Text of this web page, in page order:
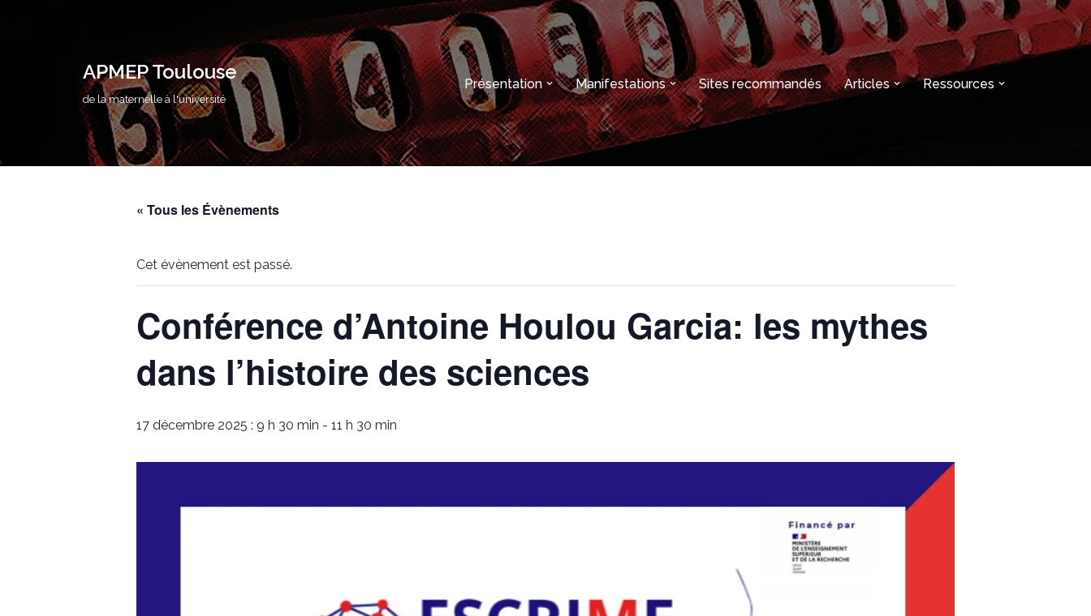
APMEP Toulouse
de la maternelle à l'université
Présentation Manifestations Sites recommandés Articles Ressources
« Tous les Évènements
Cet évènement est passé.
Conférence d’Antoine Houlou Garcia: les mythes
dans l’histoire des sciences
17 décembre 2025 : 9 h 30 min - 11 h 30 min